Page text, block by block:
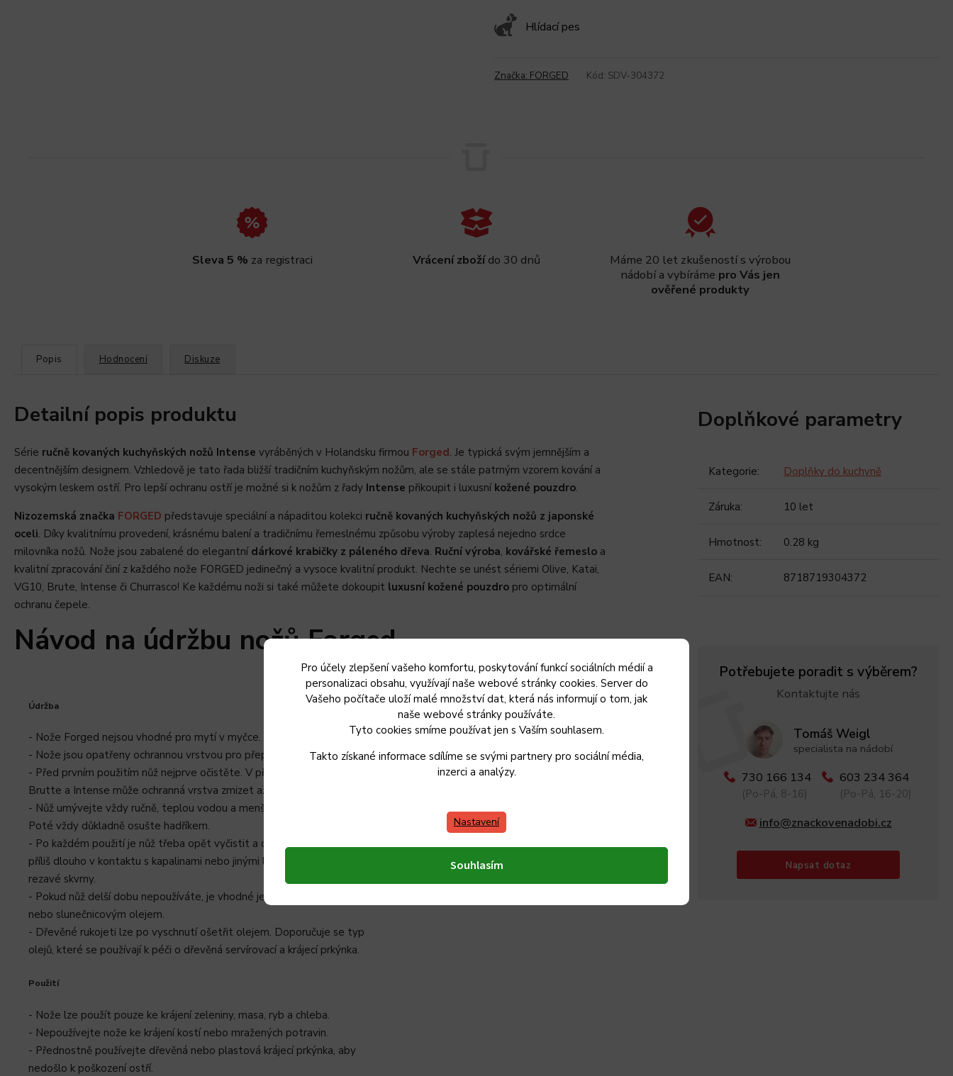
Pro účely zlepšení vašeho komfortu, poskytování funkcí sociálních médií a
personalizaci obsahu, využívají naše webové stránky cookies. Server do
Vašeho počítače uloží malé množství dat, která nás informují o tom, jak
naše webové stránky používáte.
Tyto cookies smíme používat jen s Vaším souhlasem.
Takto získané informace sdílíme se svými partnery pro sociální média,
inzerci a analýzy.
Nastavení
Souhlasím
Hlídací pes
Značka: FORGED Kód: SDV-304372
Sleva 5 % za registraci Vrácení zbožído 30 dnů
Máme 20 let zkušeností s výrobou
nádobí a vybíráme pro Vás jen
ověřené produkty
Popis Hodnocení Diskuze
Detailní popis produktu
Série ručně kovaných kuchyňských nožů Intense vyráběných v Holandsku firmou Forged. Je typická svým jemnějším a
decentnějším designem. Vzhledově je tato řada bližší tradičním kuchyňským nožům, ale se stále patrným vzorem kování a
vysokým leskem ostří. Pro lepší ochranu ostří je možné si k nožům z řady Intense přikoupit i luxusní kožené pouzdro.
Nizozemská značka FORGED představuje speciální a nápaditou kolekci ručně kovaných kuchyňských nožů z japonské
oceli. Díky kvalitnímu provedení, krásnému balení a tradičnímu řemeslnému způsobu výroby zaplesá nejedno srdce
milovníka nožů. Nože jsou zabalené do elegantní dárkové krabičky z páleného dřeva. Ruční výroba, kovářské řemeslo a
kvalitní zpracování činí z každého nože FORGED jedinečný a vysoce kvalitní produkt. Nechte se unést sériemi Olive, Katai,
VG10, Brute, Intense či Churrasco! Ke každému noži si také můžete dokoupit luxusní kožené pouzdro pro optimální
ochranu čepele.
Návod na údržbu nožů Forged
Údržba
- Nože Forged nejsou vhodné pro mytí v myčce.
- Nože jsou opatřeny ochrannou vrstvou pro přepravu a skladování.
- Před prvním použitím nůž nejprve očistěte. V případě rukojeti nožů
Brutte a Intense může ochranná vrstva zmizet až po opakovaném použití.
- Nůž umývejte vždy ručně, teplou vodou a menším množstvím saponátu.
Poté vždy důkladně osušte hadříkem.
- Po každém použití je nůž třeba opět vyčistit a osušit. Pokud nůž zůstane
příliš dlouho v kontaktu s kapalinami nebo jinými látkami, mohou se objevit
rezavé skvrny.
- Pokud nůž delší dobu nepoužíváte, je vhodné jej lehce potřít olivovým
nebo slunečnicovým olejem.
- Dřevěné rukojeti lze po vyschnutí ošetřit olejem. Doporučuje se typ
olejů, které se používají k péči o dřevěná servírovací a krájecí prkýnka.
Použití
- Nože lze použít pouze ke krájení zeleniny, masa, ryb a chleba.
- Nepoužívejte nože ke krájení kostí nebo mražených potravin.
- Přednostně používejte dřevěná nebo plastová krájecí prkýnka, aby
nedošlo k poškození ostří.
Doplňkové parametry
Kategorie: Doplňky do kuchyně
Záruka: 10 let
Hmotnost: 0.28 kg
EAN: 8718719304372
Potřebujete poradit s výběrem?
Kontaktujte nás
Tomáš Weigl
specialista na nádobí
730 166 134
(Po-Pá, 8-16)
603 234 364
(Po-Pá, 16-20)
info@znackovenadobi.cz
Napsat dotaz